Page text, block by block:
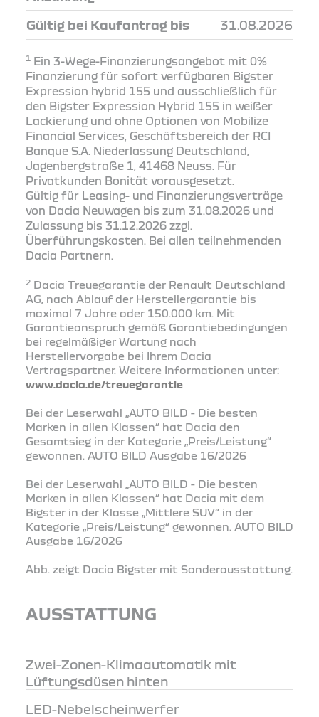
Gültig bei Kaufantrag bis 31.08.2026
1 Ein 3-Wege-Finanzierungsangebot mit 0%
Finanzierung für sofort verfügbaren Bigster
Expression hybrid 155 und ausschließlich für
den Bigster Expression Hybrid 155 in weißer
Lackierung und ohne Optionen von Mobilize
Financial Services, Geschäftsbereich der RCI
Banque S.A. Niederlassung Deutschland,
Jagenbergstraße 1, 41468 Neuss. Für
Privatkunden Bonität vorausgesetzt.
Gültig für Leasing- und Finanzierungsverträge
von Dacia Neuwagen bis zum 31.08.2026 und
Zulassung bis 31.12.2026 zzgl.
Überführungskosten. Bei allen teilnehmenden
Dacia Partnern.
2 Dacia Treuegarantie der Renault Deutschland
AG, nach Ablauf der Herstellergarantie bis
maximal 7 Jahre oder 150.000 km. Mit
Garantieanspruch gemäß Garantiebedingungen
bei regelmäßiger Wartung nach
Herstellervorgabe bei Ihrem Dacia
Vertragspartner. Weitere Informationen unter:
www.dacia.de/treuegarantie
Bei der Leserwahl „AUTO BILD - Die besten
Marken in allen Klassen“ hat Dacia den
Gesamtsieg in der Kategorie „Preis/Leistung“
gewonnen. AUTO BILD Ausgabe 16/2026
Bei der Leserwahl „AUTO BILD - Die besten
Marken in allen Klassen“ hat Dacia mit dem
Bigster in der Klasse „Mittlere SUV“ in der
Kategorie „Preis/Leistung“ gewonnen. AUTO BILD
Ausgabe 16/2026
Abb. zeigt Dacia Bigster mit Sonderausstattung.
AUSSTATTUNG
Zwei-Zonen-Klimaautomatik mit
Lüftungsdüsen hinten
LED-Nebelscheinwerfer